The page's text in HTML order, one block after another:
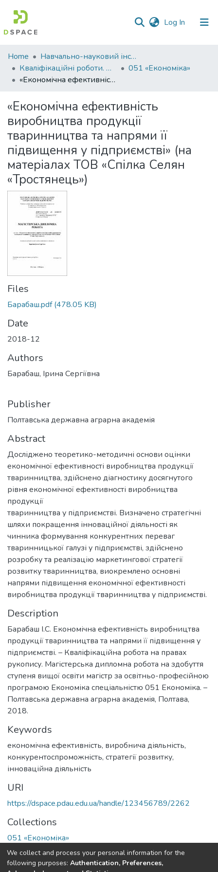
Log In (current)
Communities
&
Collections
Statistics
Home
Навчально-науковий інститут економіки, управління, права та інформаційних технологій
Кваліфікаційні роботи. ННІ економіки, управління, права та ІТ
051 «Економіка»
«Економічна ефективність виробництва продукції тваринництва та напрями її підвищення у підприємстві» (на матеріалах ТОВ «Спілка Селян «Тростянець»)
«Економічна ефективність
виробництва продукції
тваринництва та напрями її
підвищення у підприємстві» (на
матеріалах ТОВ «Спілка Селян
«Тростянець»)
Files
Барабаш.pdf(478.05 KB)
Date
2018-12
Authors
Барабаш, Ірина Сергіївна
Publisher
Полтавська державна аграрна академія
Abstract
Досліджено теоретико-методичні основи оцінки
економічної ефективності виробництва продукції
тваринництва, здійснено діагностику досягнутого
рівня економічної ефективності виробництва
продукції
тваринництва у підприємстві. Визначено стратегічні
шляхи покращення інноваційної діяльності як
чинника формування конкурентних переваг
тваринницької галузі у підприємстві, здійснено
розробку та реалізацію маркетингової стратегії
розвитку тваринництва, виокремлено основні
напрями підвищення економічної ефективності
виробництва продукції тваринництва у підприємстві.
Description
Барабаш І.С. Економічна ефективність виробництва
продукції тваринництва та напрями її підвищення у
підприємстві. – Кваліфікаційна робота на правах
рукопису. Магістерська дипломна робота на здобуття
ступеня вищої освіти магістр за освітньо-професійною
програмою Економіка спеціальністю 051 Економіка. –
Полтавська державна аграрна академія, Полтава,
2018.
Keywords
економічна ефективність, виробнича діяльність,
конкурентоспроможність, стратегії розвитку,
інноваційна діяльність
URI
https://dspace.pdau.edu.ua/handle/123456789/2262
Collections
051 «Економіка»
Full item page
We collect and process your personal information for the
following purposes: Authentication, Preferences,